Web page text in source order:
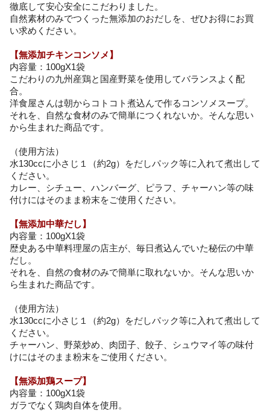
徹底して安心安全にこだわりました。
自然素材のみでつくった無添加のおだしを、ぜひお得にお買
い求めください。
【無添加チキンコンソメ】
内容量：100gX1袋
こだわりの九州産鶏と国産野菜を使用してバランスよく配
合。
洋食屋さんは朝からコトコト煮込んで作るコンソメスープ。
それを、自然な食材のみで簡単につくれないか。そんな思い
から生まれた商品です。
（使用方法）
水130ccに小さじ１（約2g）をだしパック等に入れて煮出して
ください。
カレー、シチュー、ハンバーグ、ピラフ、チャーハン等の味
付けにはそのまま粉末をご使用ください。
【無添加中華だし】
内容量：100gX1袋
歴史ある中華料理屋の店主が、毎日煮込んでいた秘伝の中華
だし。
それを、自然の食材のみで簡単に取れないか。そんな思いか
ら生まれた商品です。
（使用方法）
水130ccに小さじ１（約2g）をだしパック等に入れて煮出して
ください。
チャーハン、野菜炒め、肉団子、餃子、シュウマイ等の味付
けにはそのまま粉末をご使用ください。
【無添加鶏スープ】
内容量：100gX1袋
ガラでなく鶏肉自体を使用。